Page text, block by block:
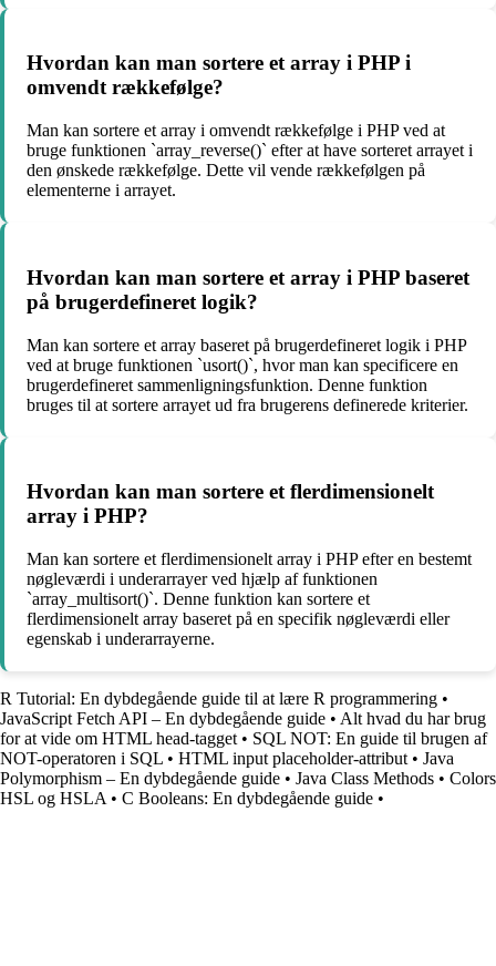
Hvordan kan man sortere et array i PHP i
omvendt rækkefølge?
Man kan sortere et array i omvendt rækkefølge i PHP ved at
bruge funktionen `array_reverse()` efter at have sorteret arrayet i
den ønskede rækkefølge. Dette vil vende rækkefølgen på
elementerne i arrayet.
Hvordan kan man sortere et array i PHP baseret
på brugerdefineret logik?
Man kan sortere et array baseret på brugerdefineret logik i PHP
ved at bruge funktionen `usort()`, hvor man kan specificere en
brugerdefineret sammenligningsfunktion. Denne funktion
bruges til at sortere arrayet ud fra brugerens definerede kriterier.
Hvordan kan man sortere et flerdimensionelt
array i PHP?
Man kan sortere et flerdimensionelt array i PHP efter en bestemt
nøgleværdi i underarrayer ved hjælp af funktionen
`array_multisort()`. Denne funktion kan sortere et
flerdimensionelt array baseret på en specifik nøgleværdi eller
egenskab i underarrayerne.
R Tutorial: En dybdegående guide til at lære R programmering •
JavaScript Fetch API – En dybdegående guide • Alt hvad du har brug
for at vide om HTML head-tagget • SQL NOT: En guide til brugen af
NOT-operatoren i SQL • HTML input placeholder-attribut • Java
Polymorphism – En dybdegående guide • Java Class Methods • Colors
HSL og HSLA • C Booleans: En dybdegående guide •